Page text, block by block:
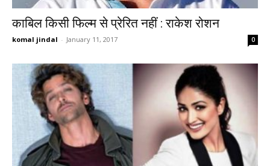
काबिल किसी फिल्म से प्रेरित नहीं : राकेश रोशन
komal jindal - January 11, 2017 0